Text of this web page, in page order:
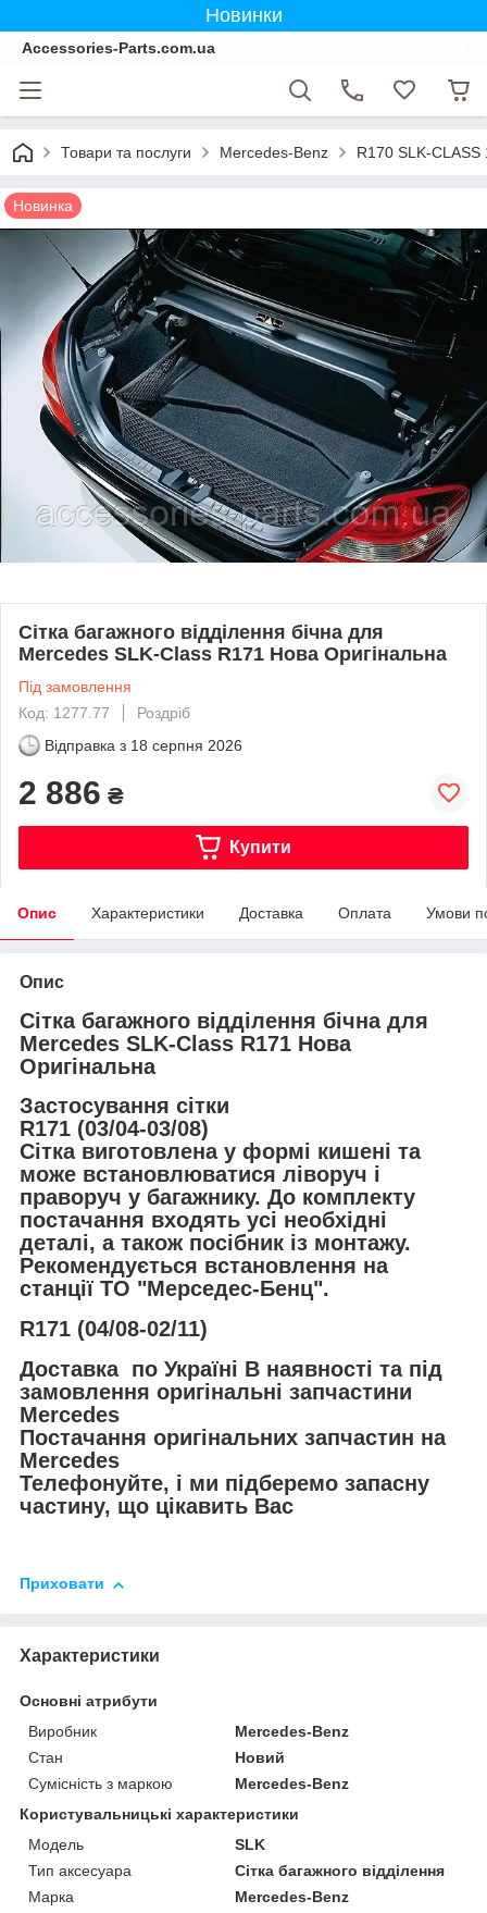
Новинки
Accessories-Parts.com.ua
Товари та послуги Mercedes-Benz R170 SLK-CLASS
Новинка
Сітка багажного відділення бічна для
Mercedes SLK-Class R171 Нова Оригінальна
Під замовлення
Код: 1277.77
Роздріб
Відправка з 18 серпня 2026
2 886 ₴
Купити
Опис Характеристики Доставка Оплата Умови
Опис
Сітка багажного відділення бічна для
Mercedes SLK-Class R171 Нова
Оригінальна
Застосування сітки
R171 (03/04-03/08)
Сітка виготовлена у формі кишені та
може встановлюватися ліворуч і
праворуч у багажнику. До комплекту
постачання входять усі необхідні
деталі, а також посібник із монтажу.
Рекомендується встановлення на
станції ТО "Мерседес-Бенц".
R171 (04/08-02/11)
Доставка по Україні В наявності та під
замовлення оригінальні запчастини
Mercedes
Постачання оригінальних запчастин на
Mercedes
Телефонуйте, і ми підберемо запасну
частину, що цікавить Вас
Приховати
Характеристики
Основні атрибути
Виробник
Mercedes-Benz
Стан
Новий
Сумісність з маркою
Mercedes-Benz
Користувальницькі характеристики
Модель
SLK
Тип аксесуара
Сітка багажного відділення
Марка
Mercedes-Benz